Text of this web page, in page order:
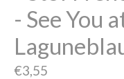
- See You
€3,55